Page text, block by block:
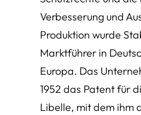
Verbesserung und
Produktion wurde
Marktführer in
Europa. Das
1952 das Patent für
Libelle, mit dem ihm